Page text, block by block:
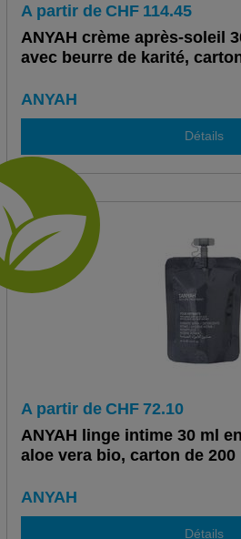
A partir de CHF 114.45
ANYAH crème après-soleil
avec beurre de karité,
ANYAH
Détails
A partir de CHF 72.10
ANYAH linge intime 30 ml
aloe vera bio, carton de 200
ANYAH
Détails